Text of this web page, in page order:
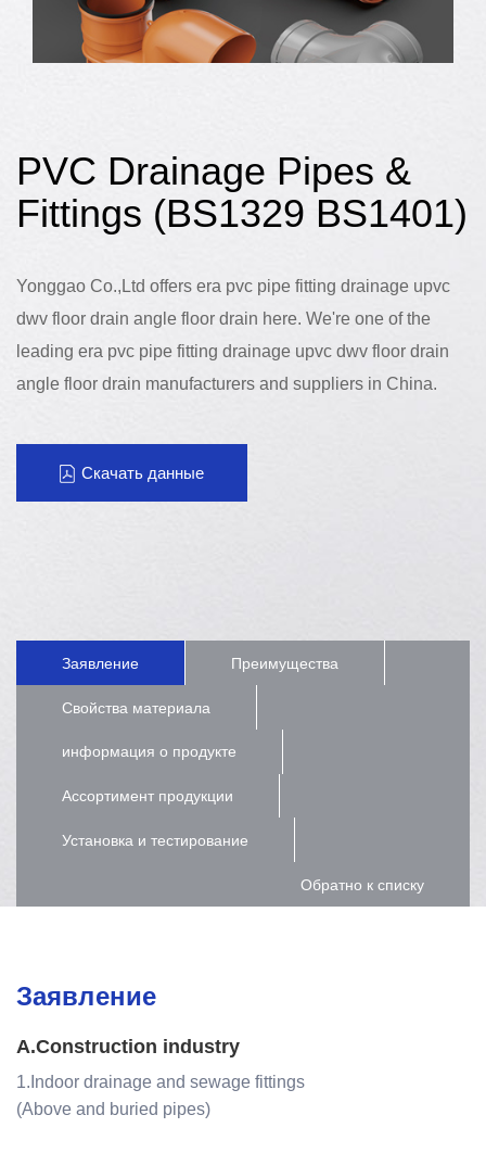
PVC Drainage Pipes &
Fittings (BS1329 BS1401)
Yonggao Co.,Ltd offers era pvc pipe fitting drainage upvc
dwv floor drain angle floor drain here. We're one of the
leading era pvc pipe fitting drainage upvc dwv floor drain
angle floor drain manufacturers and suppliers in China.
Скачать данные
Заявление Преимущества
Свойства материала
информация о продукте
Ассортимент продукции
Установка и тестирование
Обратно к списку
Заявление
A.Construction industry
1.Indoor drainage and sewage fittings
(Above and buried pipes)